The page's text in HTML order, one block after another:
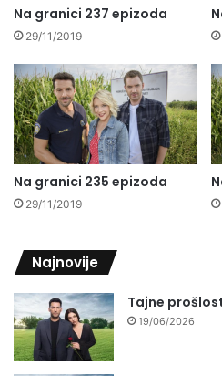
Na granici 237 epizoda
29/11/2019
Na granici 235 epizoda
29/11/2019
Najnovije
Tajne
19/06/2026